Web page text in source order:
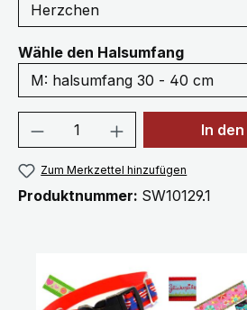
Wähle den Halsumfang
Produkt Anzahl: Gib
In
Zum Merkzettel hinzufügen
Produktnummer: SW10129.1